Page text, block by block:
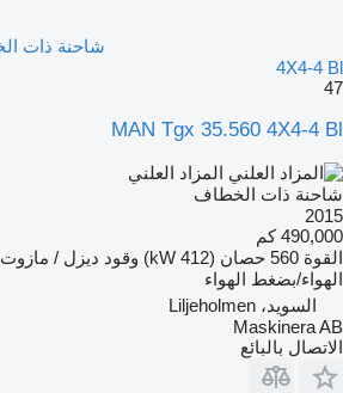
4X4-4 Bl
47
MAN Tgx 35.560 4X4-4 Bl
المزاد العلني
شاحنة ذات الخطاف
2015
490,000 كم
القوة 560 حصان (412 kW) وقود ديزل / مازوت
الهواء/بضغط الهواء
السويد، Liljeholmen
Maskinera AB
الاتصال بالبائع